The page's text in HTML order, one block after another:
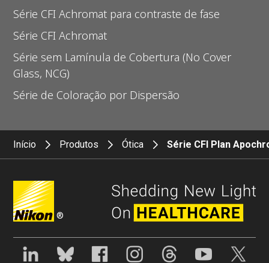
Série CFI Achromat para contraste de fase
Série CFI Achromat
Série sem Lamínula de Cobertura (No Cover
Glass, NCG)
Série de Coloração por Dispersão
Início Produtos Ótica Série CFI Plan
®